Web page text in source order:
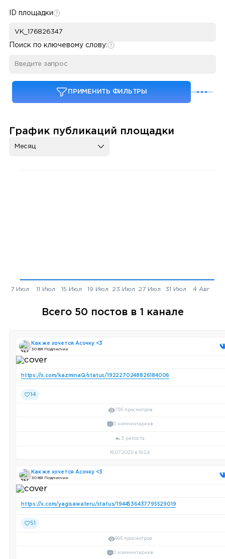
ID площадки
Поиск по ключевому слову:
ПРИМЕНИТЬ ФИЛЬТРЫ
График публикаций площадки
Месяц
Всего 50 постов в 1 канале
Как же хочется Асочку <3
30 891 Подписчик
https://x.com/kazminaQ/status/1922270248826184006
14
736 просмотров
0 комментариев
3 репоста
16.07.2025 в 19:24
Как же хочется Асочку <3
30 891 Подписчик
https://x.com/yagisawateru/status/1944536437795529019
51
995 просмотров
0 комментариев